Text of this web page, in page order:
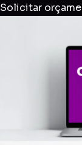
Solicitar